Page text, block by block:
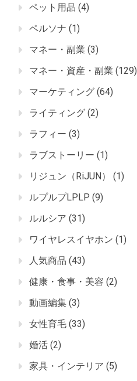
ペット用品 (4)
ペルソナ (1)
マネー・副業 (3)
マネー・資産・副業 (129)
マーケティング (64)
ライティング (2)
ラフィー (3)
ラブストーリー (1)
リジュン（RiJUN）
(1)
ルプルプLPLP (9)
ルルシア (31)
ワイヤレスイヤホン (1)
人気商品 (43)
健康・食事・美容 (2)
動画編集 (3)
女性育毛 (33)
婚活 (2)
家具・インテリア (5)